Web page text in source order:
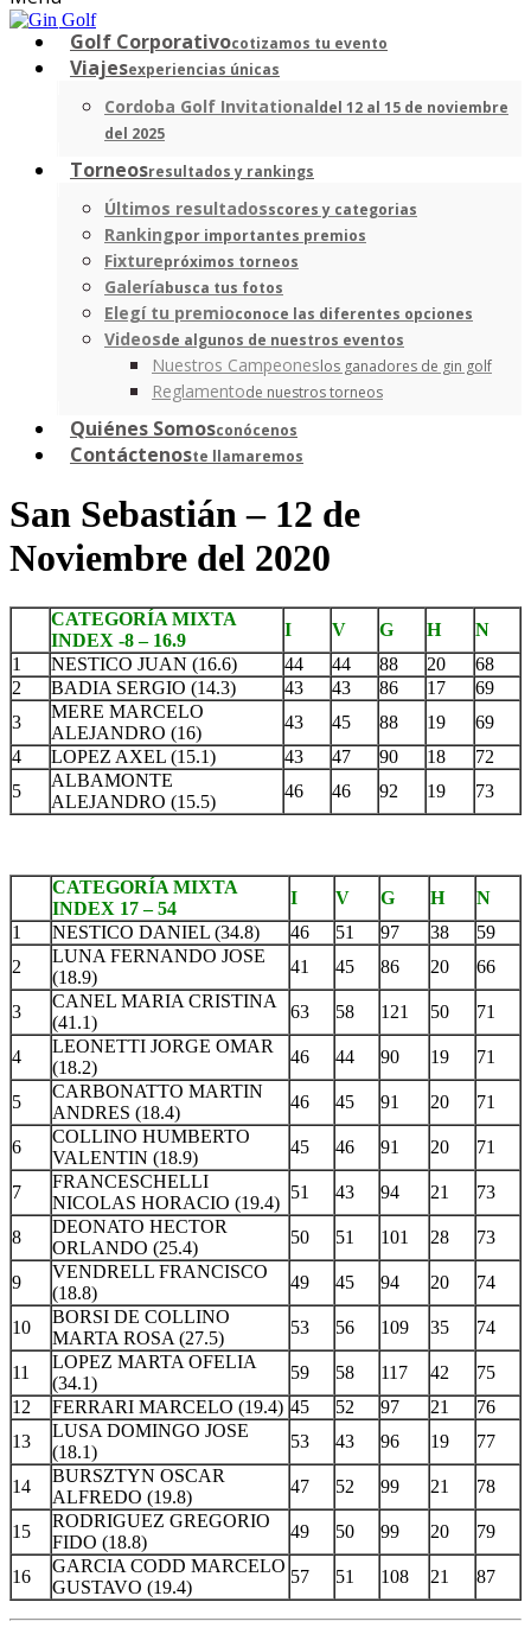
Golf Corporativocotizamos tu evento
Viajesexperiencias únicas
Cordoba Golf Invitationaldel 12 al 15 de noviembre
del 2025
Torneosresultados y rankings
Últimos resultadosscores y categorias
Rankingpor importantes premios
Fixturepróximos torneos
Galeríabusca tus fotos
Elegí tu premioconoce las diferentes opciones
Videosde algunos de nuestros eventos
Nuestros Campeoneslos ganadores de gin golf
Reglamentode nuestros torneos
Quiénes Somosconócenos
Contáctenoste llamaremos
San Sebastián – 12 de
Noviembre del 2020
CATEGORÍA MIXTA
INDEX -8 – 16.9
I V G H
N
1
NESTICO JUAN (16.6) 44 44 88 20
68
2
BADIA SERGIO (14.3) 43 43 86 17
69
3
MERE MARCELO
ALEJANDRO (16)
43 45 88 19
69
4
LOPEZ AXEL (15.1) 43 47 90 18
72
5
ALBAMONTE
ALEJANDRO (15.5)
46 46 92 19 73
CATEGORÍA MIXTA
INDEX 17 – 54
I V G H
N
1
NESTICO DANIEL (34.8) 46 51 97 38
59
2
LUNA FERNANDO JOSE
(18.9)
41 45 86 20 66
3
CANEL MARIA CRISTINA
(41.1)
63 58 121 50 71
4
LEONETTI JORGE OMAR
(18.2)
46 44 90 19 71
5
CARBONATTO MARTIN
ANDRES (18.4)
46 45 91 20 71
6
COLLINO HUMBERTO
VALENTIN (18.9)
45 46 91 20 71
7
FRANCESCHELLI
NICOLAS HORACIO (19.4)
51 43 94 21 73
8
DEONATO HECTOR
ORLANDO (25.4)
50 51 101 28 73
9
VENDRELL FRANCISCO
(18.8)
49 45 94 20 74
10
BORSI DE COLLINO
MARTA ROSA (27.5)
53 56 109 35 74
11
LOPEZ MARTA OFELIA
(34.1)
59 58 117 42
75
12
FERRARI MARCELO (19.4) 45 52 97 21
76
13
LUSA DOMINGO JOSE
(18.1)
53 43 96 19 77
14
BURSZTYN OSCAR
ALFREDO (19.8)
47 52 99 21 78
15
RODRIGUEZ GREGORIO
FIDO (18.8)
49 50 99 20 79
16
GARCIA CODD MARCELO
GUSTAVO (19.4)
57 51 108 21 87